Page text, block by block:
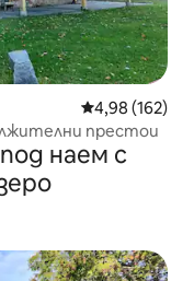
Средна
4,98 (162)
престои
наем с